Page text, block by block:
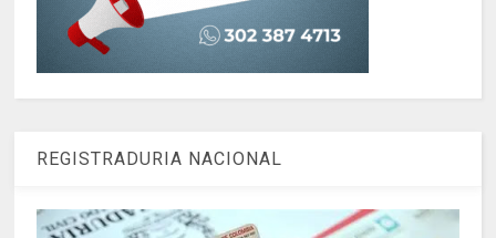
REGISTRADURIA NACIONAL